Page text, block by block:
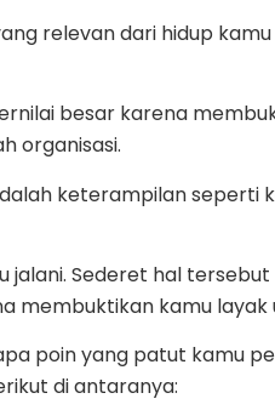
relevan dari hidup
besar karena
organisasi.
keterampilan seperti
jalani. Sederet hal
membuktikan kamu layak
poin yang patut kamu
di antaranya: